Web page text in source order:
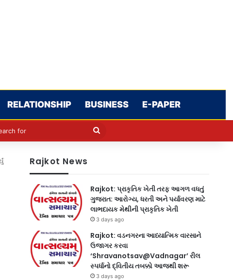
RELATIONSHIP BUSINESS E-PAPER
skin
Search
Rajkot News
Rajkot: પ્રાકૃતિક ખેતી તરફ આગળ વધતું
ગુજરાત: આરોગ્ય, ધરતી અને પર્યાવરણ માટે
લાભદાયક મેથીની પ્રાકૃતિક ખેતી
3 days ago
Rajkot: વડનગરના આધ્યાત્મિક વારસાને
ઉજાગર કરવા
‘Shravanotsav@Vadnagar’ રીલ
સ્પર્ધાનો દ્વિતીય તબક્કો આજથી શરૂ
3 days ago